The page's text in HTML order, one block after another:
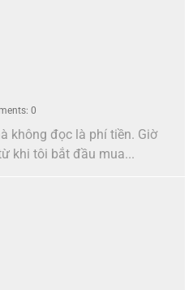
0
không đọc là phí tiền. Giờ
khi tôi bắt đầu mua...